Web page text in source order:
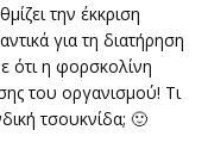
την έκκριση
για τη διατήρηση
ότι η φορσκολίνη
του οργανισμού! Τι
τσουκνίδα; 🙂